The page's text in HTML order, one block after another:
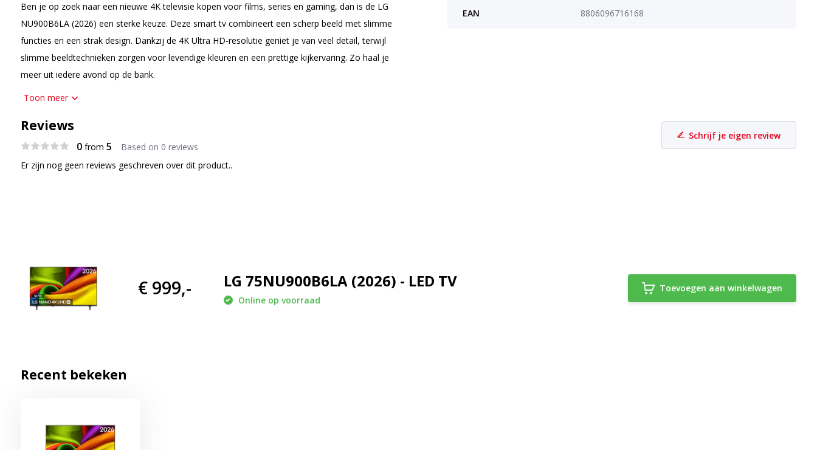
Ben je op zoek naar een nieuwe 4K televisie kopen voor films, series en gaming, dan is de LG
NU900B6LA (2026) een sterke keuze. Deze smart tv combineert een scherp beeld met slimme
functies en een strak design. Dankzij de 4K Ultra HD-resolutie geniet je van veel detail, terwijl
slimme beeldtechnieken zorgen voor levendige kleuren en een prettige kijkervaring. Zo haal je
meer uit iedere avond op de bank.
Scherp 4K beeld
Met de 4K Ultra HD-resolutie zie je elk detail helder in beeld. Films, sportwedstrijden en
automatisch, zodat ook oudere beelden er verzorgd uitzien. Hierdoor geniet je van een
consistente beeldkwaliteit bij verschillende bronnen.
Geschikt voor gaming
Gamers profiteren van een vloeiende weergave en snelle reacties. Acties op het scherm voelen
direct aan, wat prettig is tijdens competitieve games. Ook snelle scènes blijven overzichtelijk,
randen houden de aandacht op het beeld. Of je hem nu op een meubel plaatst of aan de muur
Belangrijkste kenmerken en voordelen
Toon meer
EAN 8806096716168
Reviews
0from 5 Based on 0 reviews
Schrijf je eigen review
Er zijn nog geen reviews geschreven over dit product..
€ 999,- LG 75NU900B6LA (2026) - LED TV
Online op voorraad
Toevoegen aan winkelwagen
Recent bekeken